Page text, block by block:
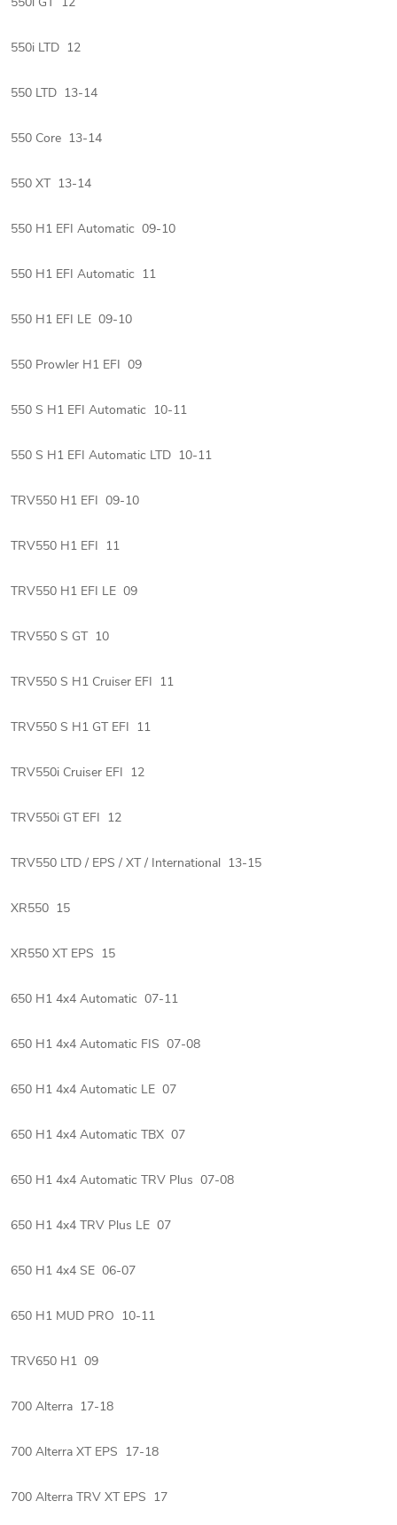
550i LTD 12
550 LTD 13-14
550 Core 13-14
550 XT 13-14
550 H1 EFI Automatic 09-10
550 H1 EFI Automatic 11
550 H1 EFI LE 09-10
550 Prowler H1 EFI 09
550 S H1 EFI Automatic 10-11
550 S H1 EFI Automatic LTD 10-11
TRV550 H1 EFI 09-10
TRV550 H1 EFI 11
TRV550 H1 EFI LE 09
TRV550 S GT 10
TRV550 S H1 Cruiser EFI 11
TRV550 S H1 GT EFI 11
TRV550i Cruiser EFI 12
TRV550i GT EFI 12
TRV550 LTD / EPS / XT / International 13-15
XR550 15
XR550 XT EPS 15
650 H1 4x4 Automatic 07-11
650 H1 4x4 Automatic FIS 07-08
650 H1 4x4 Automatic LE 07
650 H1 4x4 Automatic TBX 07
650 H1 4x4 Automatic TRV Plus 07-08
650 H1 4x4 TRV Plus LE 07
650 H1 4x4 SE 06-07
650 H1 MUD PRO 10-11
TRV650 H1 09
700 Alterra 17-18
700 Alterra XT EPS 17-18
700 Alterra TRV XT EPS 17